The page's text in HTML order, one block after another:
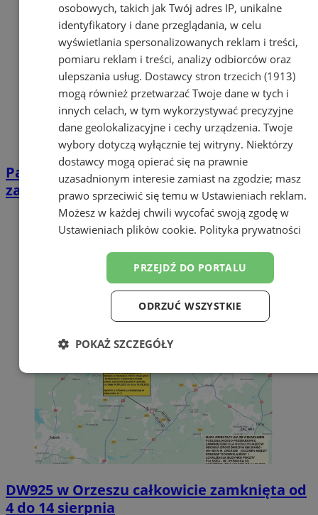
Parking przy szkole dostępny na czas
zamknięcia ul. Rybnickiej w Orzeszu
DW925 w Orzeszu całkowicie zamknięta od
4 do 14 sierpnia
osobowych, takich jak Twój adres IP, unikalne
identyfikatory i dane przeglądania, w celu
wyświetlania spersonalizowanych reklam i treści,
pomiaru reklam i treści, analizy odbiorców oraz
ulepszania usług. Dostawcy stron trzecich (1913)
mogą również przetwarzać Twoje dane w tych i
innych celach, w tym wykorzystywać precyzyjne
dane geolokalizacyjne i cechy urządzenia. Twoje
wybory dotyczą wyłącznie tej witryny. Niektórzy
dostawcy mogą opierać się na prawnie
uzasadnionym interesie zamiast na zgodzie; masz
prawo sprzeciwić się temu w Ustawieniach reklam.
Możesz w każdej chwili wycofać swoją zgodę w
Ustawieniach plików cookie. Polityka prywatności
PRZEJDŹ DO PORTALU
ODRZUĆ WSZYSTKIE
POKAŻ SZCZEGÓŁY
Niezbędne Wydajność Targetowanie
Funkcjonalność Niesklasyfikowane